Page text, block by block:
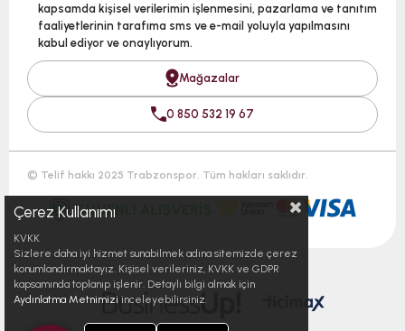
kapsamda kişisel verilerimin işlenmesini, pazarlama ve tanıtım
faaliyetlerinin tarafıma sms ve e-mail yoluyla yapılmasını
kabul ediyor ve onaylıyorum.
Mağazalar
0 850 532 19 67
© Telif hakkı 2025 Trabzonspor. Tüm hakları saklıdır.
Çerez Kullanımı
KVKK
Sizlere daha iyi hizmet sunabilmek adına sitemizde çerez
konumlandırmaktayız. Kişisel verileriniz, KVKK ve GDPR
kapsamında toplanıp işlenir. Detaylı bilgi almak için
Aydınlatma Metnimizi inceleyebilirsiniz.